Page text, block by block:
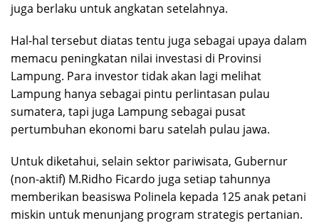
juga berlaku untuk angkatan setelahnya.
Hal-hal tersebut diatas tentu juga sebagai upaya dalam
memacu peningkatan nilai investasi di Provinsi
Lampung. Para investor tidak akan lagi melihat
Lampung hanya sebagai pintu perlintasan pulau
sumatera, tapi juga Lampung sebagai pusat
pertumbuhan ekonomi baru satelah pulau jawa.
Untuk diketahui, selain sektor pariwisata, Gubernur
(non-aktif) M.Ridho Ficardo juga setiap tahunnya
memberikan beasiswa Polinela kepada 125 anak petani
miskin untuk menunjang program strategis pertanian.